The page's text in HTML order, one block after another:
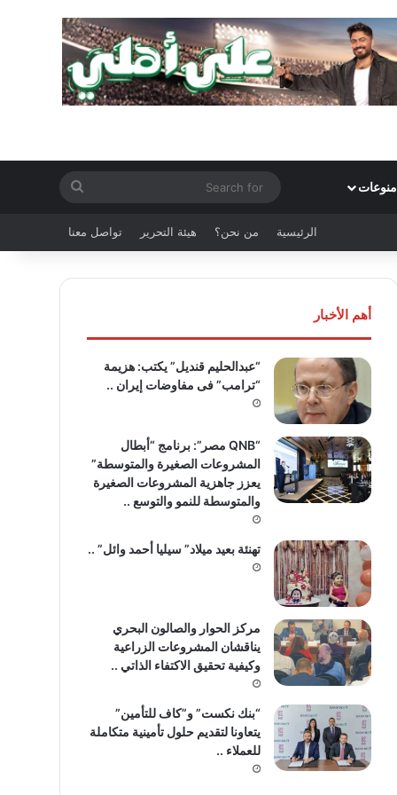
منوعات
Search
الرئيسية من نحن؟ هيئة التحرير تواصل معنا
أهم الأخبار
“عبدالحليم قنديل” يكتب: هزيمة
“ترامب” فى مفاوضات إيران ..
“QNB مصر”: برنامج “أبطال
المشروعات الصغيرة والمتوسطة”
يعزز جاهزية المشروعات الصغيرة
والمتوسطة للنمو والتوسع ..
تهنئة بعيد ميلاد” سيليا أحمد وائل” ..
مركز الحوار والصالون البحري
يناقشان المشروعات الزراعية
وكيفية تحقيق الاكتفاء الذاتي ..
“بنك نكست” و”كاف للتأمين”
يتعاونا لتقديم حلول تأمينية متكاملة
للعملاء ..